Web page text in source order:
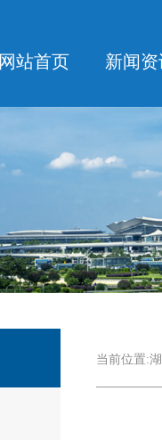
网站首页 新闻
当前位置: